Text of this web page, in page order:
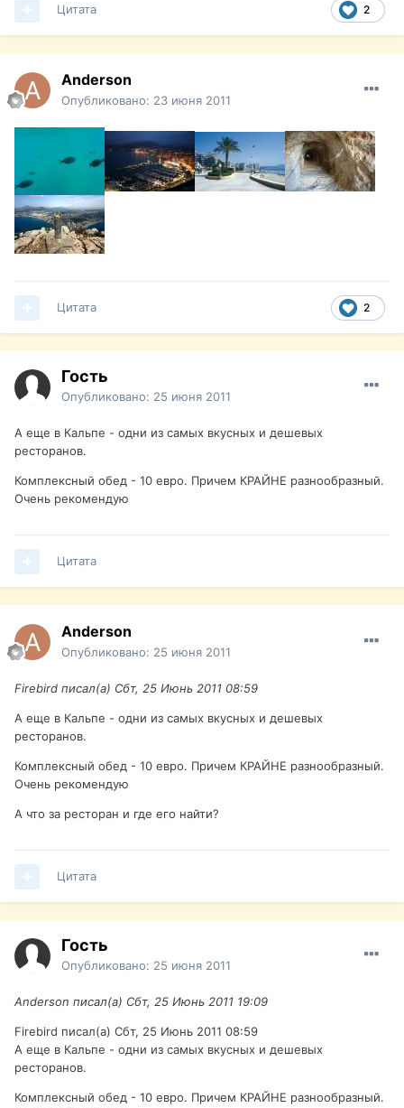
2
Цитата
Anderson
Опубликовано: 23 июня 2011
2
Цитата
Гость
Опубликовано: 25 июня 2011
А еще в Кальпе - одни из самых вкусных и дешевых
ресторанов.
Комплексный обед - 10 евро. Причем КРАЙНЕ разнообразный.
Очень рекомендую
Цитата
Anderson
Опубликовано: 25 июня 2011
Firebird писал(а) Сбт, 25 Июнь 2011 08:59
А еще в Кальпе - одни из самых вкусных и дешевых
ресторанов.
Комплексный обед - 10 евро. Причем КРАЙНЕ разнообразный.
Очень рекомендую
А что за ресторан и где его найти?
Цитата
Гость
Опубликовано: 25 июня 2011
Anderson писал(а) Сбт, 25 Июнь 2011 19:09
Firebird писал(а) Сбт, 25 Июнь 2011 08:59
А еще в Кальпе - одни из самых вкусных и дешевых
ресторанов.
Комплексный обед - 10 евро. Причем КРАЙНЕ разнообразный.